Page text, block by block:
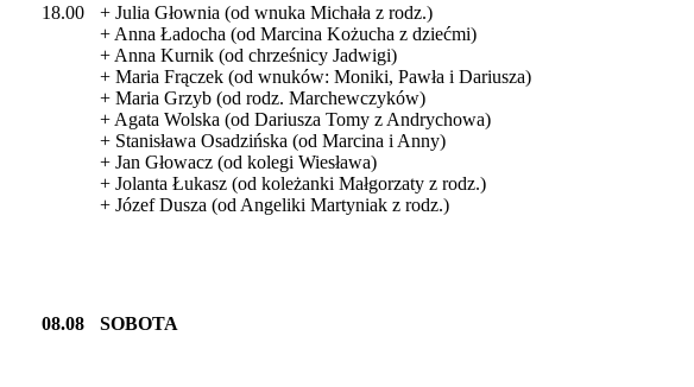
18.00
+ Julia Głownia (od wnuka Michała z rodz.)
+ Anna Ładocha (od Marcina Kożucha z dziećmi)
+ Anna Kurnik (od chrześnicy Jadwigi)
+ Maria Frączek (od wnuków: Moniki, Pawła i Dariusza)
+ Maria Grzyb (od rodz. Marchewczyków)
+ Agata Wolska (od Dariusza Tomy z Andrychowa)
+ Stanisława Osadzińska (od Marcina i Anny)
+ Jan Głowacz (od kolegi Wiesława)
+ Jolanta Łukasz (od koleżanki Małgorzaty z rodz.)
+ Józef Dusza (od Angeliki Martyniak z rodz.)
08.08 SOBOTA